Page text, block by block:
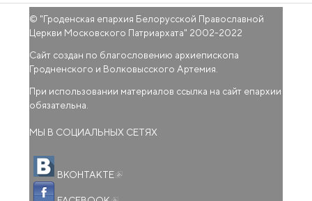
© "Гроденская епархия Белорусской Православной
Церкви Московского Патриархата" 2002-2022
Сайт создан по благословению архиепископа
Гродненского и Волковысского Артемия.
При использовании материалов ссылка на сайт епархии
обязательна.
МЫ В СОЦИАЛЬНЫХ СЕТЯХ
ВКОНТАКТЕ